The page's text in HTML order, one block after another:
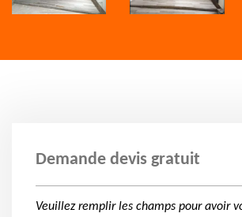
Demande devis gratuit
Veuillez remplir les champs pour avoir